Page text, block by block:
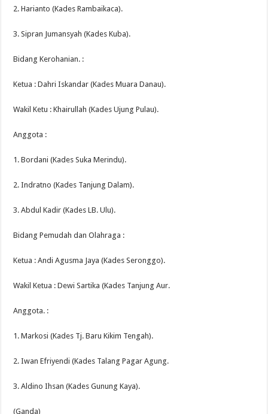
2. Harianto (Kades Rambaikaca).
3. Sipran Jumansyah (Kades Kuba).
Bidang Kerohanian. :
Ketua : Dahri Iskandar (Kades Muara Danau).
Wakil Ketu : Khairullah (Kades Ujung Pulau).
Anggota :
1. Bordani (Kades Suka Merindu).
2. Indratno (Kades Tanjung Dalam).
3. Abdul Kadir (Kades LB. Ulu).
Bidang Pemudah dan Olahraga :
Ketua : Andi Agusma Jaya (Kades Seronggo).
Wakil Ketua : Dewi Sartika (Kades Tanjung Aur.
Anggota. :
1. Markosi (Kades Tj. Baru Kikim Tengah).
2. Iwan Efriyendi (Kades Talang Pagar Agung.
3. Aldino Ihsan (Kades Gunung Kaya).
(Ganda)